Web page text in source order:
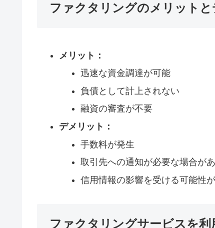
ファクタリングのメリットと
メリット：
迅速な資金調達が可能
負債として計上されない
融資の審査が不要
デメリット：
手数料が発生
取引先への通知が必要な場合が
信用情報の影響を受ける可能性
ファクタリングサービスを利